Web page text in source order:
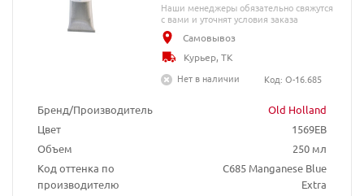
Бренд/Производитель
Old Holland
Цвет
1569EB
Объем
250 мл
Код оттенка по
производителю
C685 Manganese Blue
Extra
Наши менеджеры обязательно свяжутся
с вами и уточнят условия заказа
Самовывоз
Курьер, ТК
Нет в наличии
Код: O-16.685